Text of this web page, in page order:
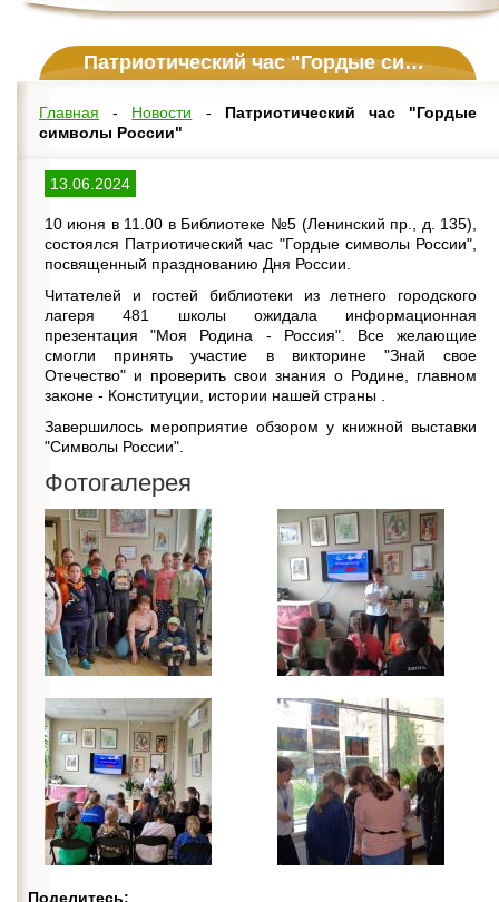
Патриотический час "Гордые символы России"
Главная - Новости - Патриотический час "Гордые
символы России"
13.06.2024
10 июня в 11.00 в Библиотеке №5 (Ленинский пр., д. 135),
состоялся Патриотический час "Гордые символы России",
посвященный празднованию Дня России.
Читателей и гостей библиотеки из летнего городского
лагеря 481 школы ожидала информационная
презентация "Моя Родина - Россия". Все желающие
смогли принять участие в викторине "Знай свое
Отечество" и проверить свои знания о Родине, главном
законе - Конституции, истории нашей страны .
Завершилось мероприятие обзором у книжной выставки
"Символы России".
Фотогалерея
Поделитесь: